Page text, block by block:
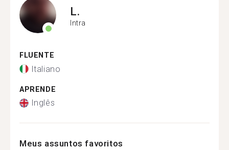
L.
Intra
FLUENTE
Italiano
APRENDE
Inglês
Meus assuntos favoritos